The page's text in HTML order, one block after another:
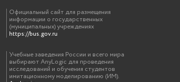
Официальный сайт для размещения
информации о государственных
(муниципальных) учреждениях
https://bus.gov.ru
Учебные заведения России и всего мира
выбирают AnyLogic для проведения
исследований и обучения студентов
имитационному моделированию (ИМ).